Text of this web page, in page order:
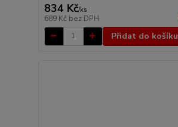
834 Kč/ks
689 Kč bez DPH
Přidat do košíku